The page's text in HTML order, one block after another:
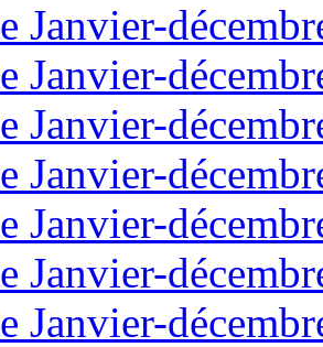
Janvier-
Janvier-
Janvier-
Janvier-
Janvier-
Janvier-
Janvier-